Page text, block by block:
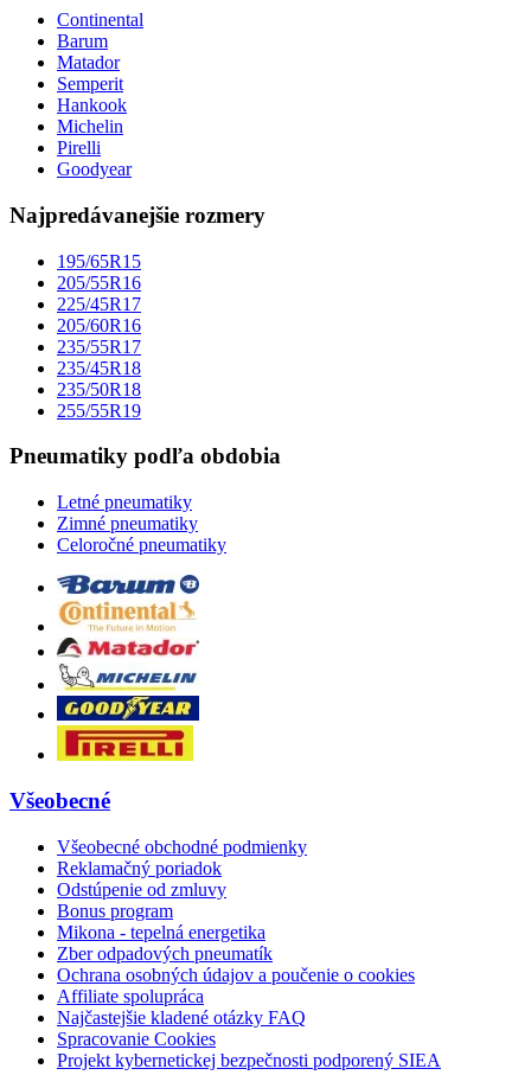
Continental
Barum
Matador
Semperit
Hankook
Michelin
Pirelli
Goodyear
Najpredávanejšie rozmery
195/65R15
205/55R16
225/45R17
205/60R16
235/55R17
235/45R18
235/50R18
255/55R19
Pneumatiky podľa obdobia
Letné pneumatiky
Zimné pneumatiky
Celoročné pneumatiky
Všeobecné
Všeobecné obchodné podmienky
Reklamačný poriadok
Odstúpenie od zmluvy
Bonus program
Mikona - tepelná energetika
Zber odpadových pneumatík
Ochrana osobných údajov a poučenie o cookies
Affiliate spolupráca
Najčastejšie kladené otázky FAQ
Spracovanie Cookies
Projekt kybernetickej bezpečnosti podporený SIEA